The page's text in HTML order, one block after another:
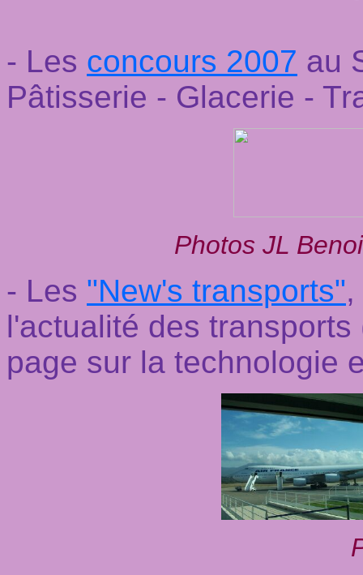
- Les concours 2007 au
Pâtisserie - Glacerie -
Photos JL
- Les "New's transports"
l'actualité des
page sur la technologie